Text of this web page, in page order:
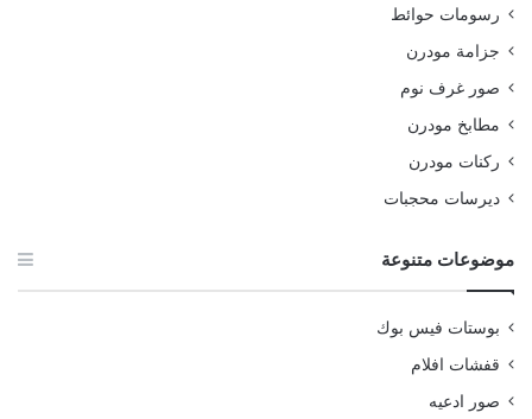
رسومات حوائط
جزامة مودرن
صور غرف نوم
مطابخ مودرن
ركنات مودرن
ديرسات محجبات
موضوعات متنوعة
بوستات فيس بوك
قفشات افلام
صور ادعيه